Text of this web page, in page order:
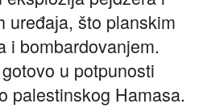
što planskim
i bombardovanjem.
gotovo u potpunosti
palestinskog Hamasa.